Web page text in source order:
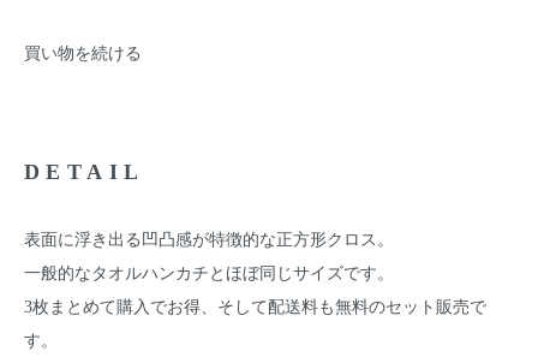
買い物を続ける
DETAIL
表面に浮き出る凹凸感が特徴的な正方形クロス。
一般的なタオルハンカチとほぼ同じサイズです。
3枚まとめて購入でお得、そして配送料も無料のセット販売で
す。